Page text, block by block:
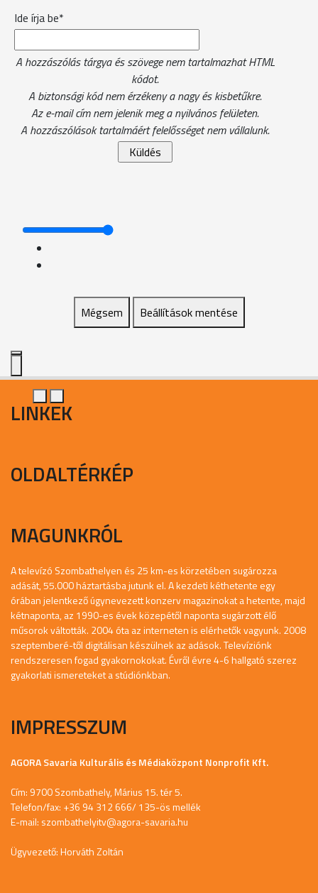
Ide írja be*
A hozzászólás tárgya és szövege nem tartalmazhat HTML
kódot.
A biztonsági kód nem érzékeny a nagy és kisbetűkre.
Az e-mail cím nem jelenik meg a nyilvános felületen.
A hozzászólások tartalmáért felelősséget nem vállalunk.
Mégsem Beállítások mentése
LINKEK
OLDALTÉRKÉP
MAGUNKRÓL
A televízó Szombathelyen és 25 km-es körzetében sugározza
adását, 55.000 háztartásba jutunk el. A kezdeti kéthetente egy
órában jelentkező úgynevezett konzerv magazinokat a hetente, majd
kétnaponta, az 1990-es évek közepétől naponta sugárzott élő
műsorok váltották. 2004 óta az interneten is elérhetők vagyunk. 2008
szeptemberé-től digitálisan készülnek az adások. Televíziónk
rendszeresen fogad gyakornokokat. Évről évre 4-6 hallgató szerez
gyakorlati ismereteket a stúdiónkban.
IMPRESSZUM
AGORA Savaria Kulturális és Médiaközpont Nonprofit Kft.
Cím: 9700 Szombathely, Márius 15. tér 5.
Telefon/fax: +36 94 312 666/ 135-ös mellék
E-mail: szombathelyitv@agora-savaria.hu
Ügyvezető: Horváth Zoltán